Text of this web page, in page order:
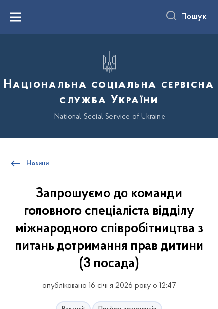
вмістуMenu Пошук
Національна соціальна сервісна
служба України
National Social Service of Ukraine
Новини
Запрошуємо до команди
головного спеціаліста відділу
міжнародного співробітництва з
питань дотримання прав дитини
(3 посада)
опубліковано 16 січня 2026 року о 12:47